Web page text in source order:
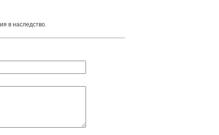
в наследство.